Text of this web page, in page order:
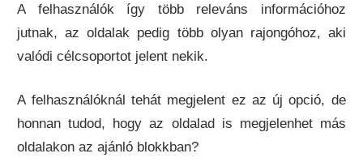
A felhasználók így több releváns információhoz
jutnak, az oldalak pedig több olyan rajongóhoz, aki
valódi célcsoportot jelent nekik.
A felhasználóknál tehát megjelent ez az új opció, de
honnan tudod, hogy az oldalad is megjelenhet más
oldalakon az ajánló blokkban?